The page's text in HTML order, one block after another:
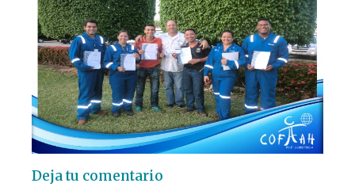
Deja tu comentario